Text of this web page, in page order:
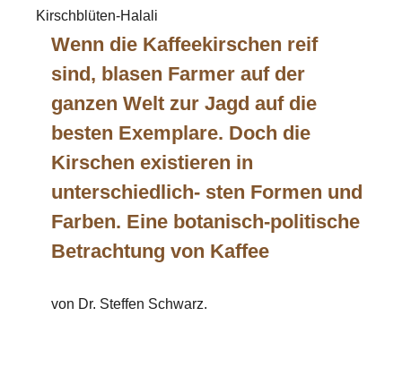
Kirschblüten-Halali
Wenn die Kaffeekirschen reif
sind, blasen Farmer auf der
ganzen Welt zur Jagd auf die
besten Exemplare. Doch die
Kirschen existieren in
unterschiedlich- sten Formen und
Farben. Eine botanisch-politische
Betrachtung von Kaffee
von Dr. Steffen Schwarz.